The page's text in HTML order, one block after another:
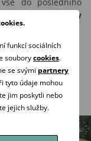
a péčí tak, aby
funkcí sociálních
souborycookies.
se svými partnery
tyto údaje mohou
jim poskytli nebo
jejich služby.